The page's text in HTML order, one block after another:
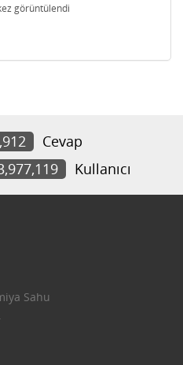
görüntülendi
Cevap
Kullanıcı
Sahu